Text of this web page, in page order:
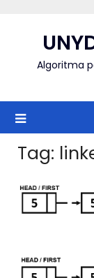
Algoritma
Tag: